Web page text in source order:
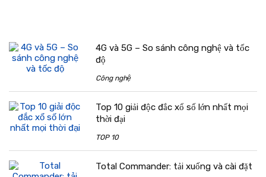
4G và 5G – So sánh công nghệ và tốc
độ
Công nghệ
Top 10 giải độc đắc xổ số lớn nhất mọi
thời đại
TOP 10
Total Commander: tải xuống và cài đặt